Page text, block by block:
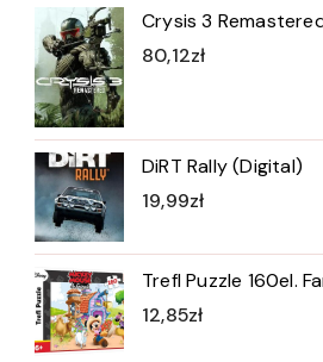
Crysis 3
80,12zł
DiRT Rally (Digital)
19,99zł
Trefl Puzzle 160el.
12,85zł